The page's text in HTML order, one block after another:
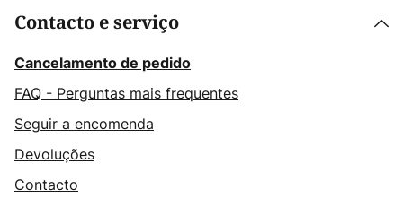
Contacto e serviço
Cancelamento de pedido
FAQ - Perguntas mais frequentes
Seguir a encomenda
Devoluções
Contacto